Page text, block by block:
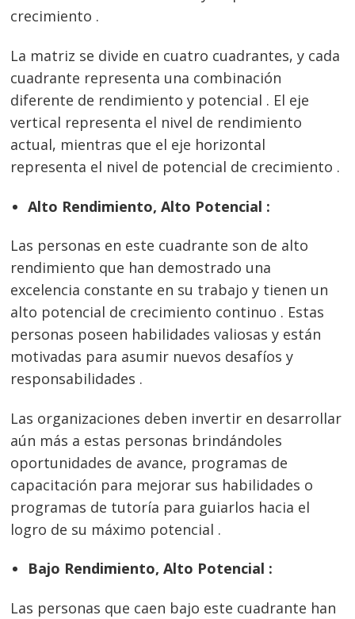
crecimiento .
La matriz se divide en cuatro cuadrantes, y cada
cuadrante representa una combinación
diferente de rendimiento y potencial . El eje
vertical representa el nivel de rendimiento
actual, mientras que el eje horizontal
representa el nivel de potencial de crecimiento .
Alto Rendimiento, Alto Potencial :
Las personas en este cuadrante son de alto
rendimiento que han demostrado una
excelencia constante en su trabajo y tienen un
alto potencial de crecimiento continuo . Estas
personas poseen habilidades valiosas y están
motivadas para asumir nuevos desafíos y
responsabilidades .
Las organizaciones deben invertir en desarrollar
aún más a estas personas brindándoles
oportunidades de avance, programas de
capacitación para mejorar sus habilidades o
programas de tutoría para guiarlos hacia el
logro de su máximo potencial .
Bajo Rendimiento, Alto Potencial :
Las personas que caen bajo este cuadrante han